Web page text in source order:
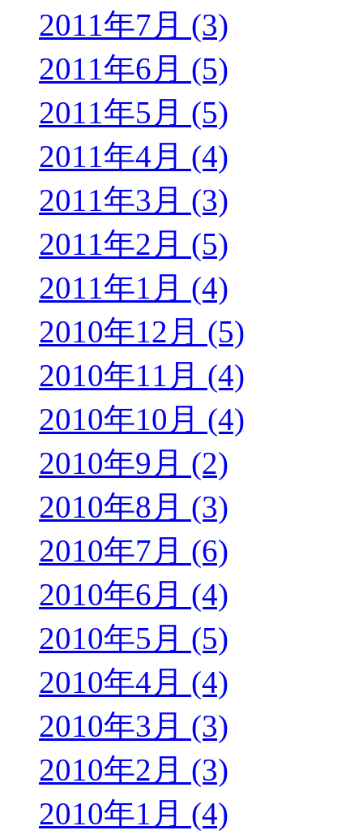
2011年7月 (3)
2011年6月 (5)
2011年5月 (5)
2011年4月 (4)
2011年3月 (3)
2011年2月 (5)
2011年1月 (4)
2010年12月 (5)
2010年11月 (4)
2010年10月 (4)
2010年9月 (2)
2010年8月 (3)
2010年7月 (6)
2010年6月 (4)
2010年5月 (5)
2010年4月 (4)
2010年3月 (3)
2010年2月 (3)
2010年1月 (4)